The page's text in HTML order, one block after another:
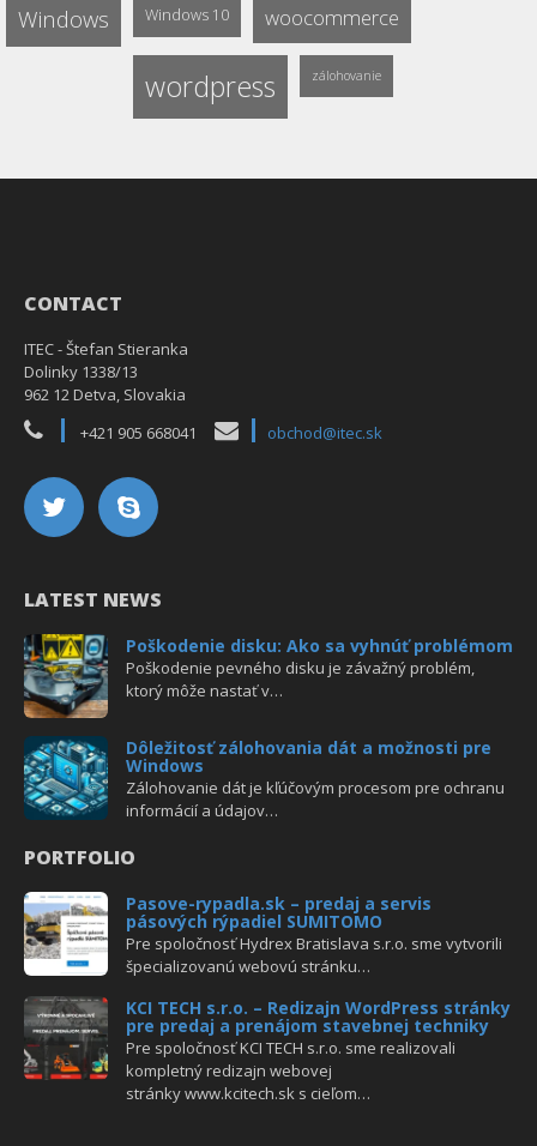
Windows Windows 10 woocommerce
wordpress zálohovanie
CONTACT
ITEC - Štefan Stieranka
Dolinky 1338/13
962 12 Detva, Slovakia
+421 905 668041
obchod@itec.sk
LATEST NEWS
Poškodenie disku: Ako sa vyhnúť problémom
Poškodenie pevného disku je závažný problém,
ktorý môže nastať v…
Dôležitosť zálohovania dát a možnosti pre
Windows
Zálohovanie dát je kľúčovým procesom pre ochranu
informácií a údajov…
PORTFOLIO
Pasove-rypadla.sk – predaj a servis
pásových rýpadiel SUMITOMO
Pre spoločnosť Hydrex Bratislava s.r.o. sme vytvorili
špecializovanú webovú stránku…
KCI TECH s.r.o. – Redizajn WordPress stránky
pre predaj a prenájom stavebnej techniky
Pre spoločnosť KCI TECH s.r.o. sme realizovali
kompletný redizajn webovej
stránky www.kcitech.sk s cieľom…